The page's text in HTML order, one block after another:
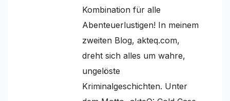
Kombination für alle
Abenteuerlustigen! In meinem
zweiten Blog, akteq.com,
dreht sich alles um wahre,
ungelöste
Kriminalgeschichten. Unter